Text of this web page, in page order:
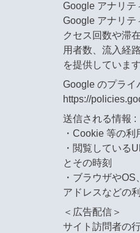
Google アナリテ
Google アナリテ
クセス回数や滞
用者数、流入経
を提供しています
Google のプライ
https://
送信される情報 :
・Cookie 等の
・閲覧している
とその時刻
・ブラウザや
アドレスなどの
＜広告配信＞
サイト訪問者の